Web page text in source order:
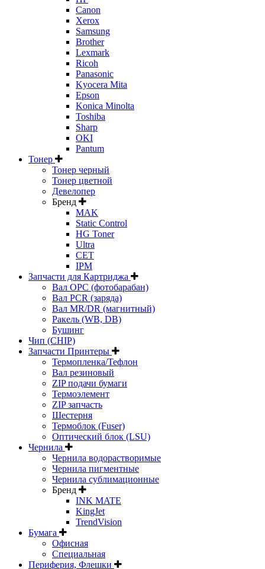
Canon
Xerox
Samsung
Brother
Lexmark
Ricoh
Panasonic
Kyocera Mita
Epson
Konica Minolta
Toshiba
Sharp
OKI
Pantum
Тонер
Тонер черный
Тонер цветной
Девелопер
Бренд
MAK
Static Control
HG Toner
Ultra
CET
IPM
Запчасти для Картриджа
Вал OPC (фотобарабан)
Вал PCR (заряда)
Вал MR/DR (магнитный)
Ракель (WB, DB)
Бушинг
Чип (CHIP)
Запчасти Принтеры
Термопленка/Тефлон
Вал резиновый
ZIP подачи бумаги
Термоэлемент
ZIP запчасть
Шестерня
Термоблок (Fuser)
Оптический блок (LSU)
Чернила
Чернила водорастворимые
Чернила пигментные
Чернила сублимационные
Бренд
INK MATE
KingJet
TrendVision
Бумага
Офисная
Специальная
Периферия, Флешки